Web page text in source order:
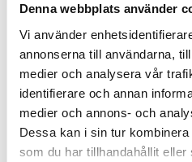
Denna webbplats använder
Vi använder
annonserna till användarna,
medier och analysera vår
identifierare och annan
medier och annons- och
Dessa kan i sin tur
som du har tillhandahållit
Silver Wellness
12 Monate
12 Spa-Besuche pro
Guld Wellness
12 Monate
24 Spa-Besuche pro
sowie 20 % Rabatt auf